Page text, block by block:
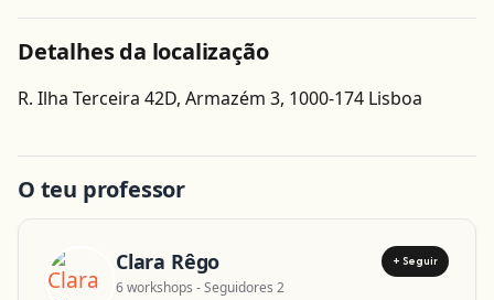
Detalhes da localização
R. Ilha Terceira 42D, Armazém 3, 1000-174 Lisboa
Leaflet| © OpenStreetMapcontributors
Obter direcções
O teu professor
Clara Rêgo + Seguir
6 workshops - Seguidores 2